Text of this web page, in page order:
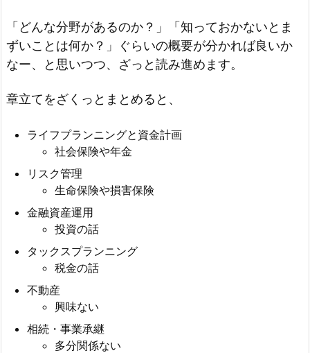
「どんな分野があるのか？」「知っておかないとま
ずいことは何か？」ぐらいの概要が分かれば良いか
なー、と思いつつ、ざっと読み進めます。
章立てをざくっとまとめると、
ライフプランニングと資金計画
社会保険や年金
リスク管理
生命保険や損害保険
金融資産運用
投資の話
タックスプランニング
税金の話
不動産
興味ない
相続・事業承継
多分関係ない